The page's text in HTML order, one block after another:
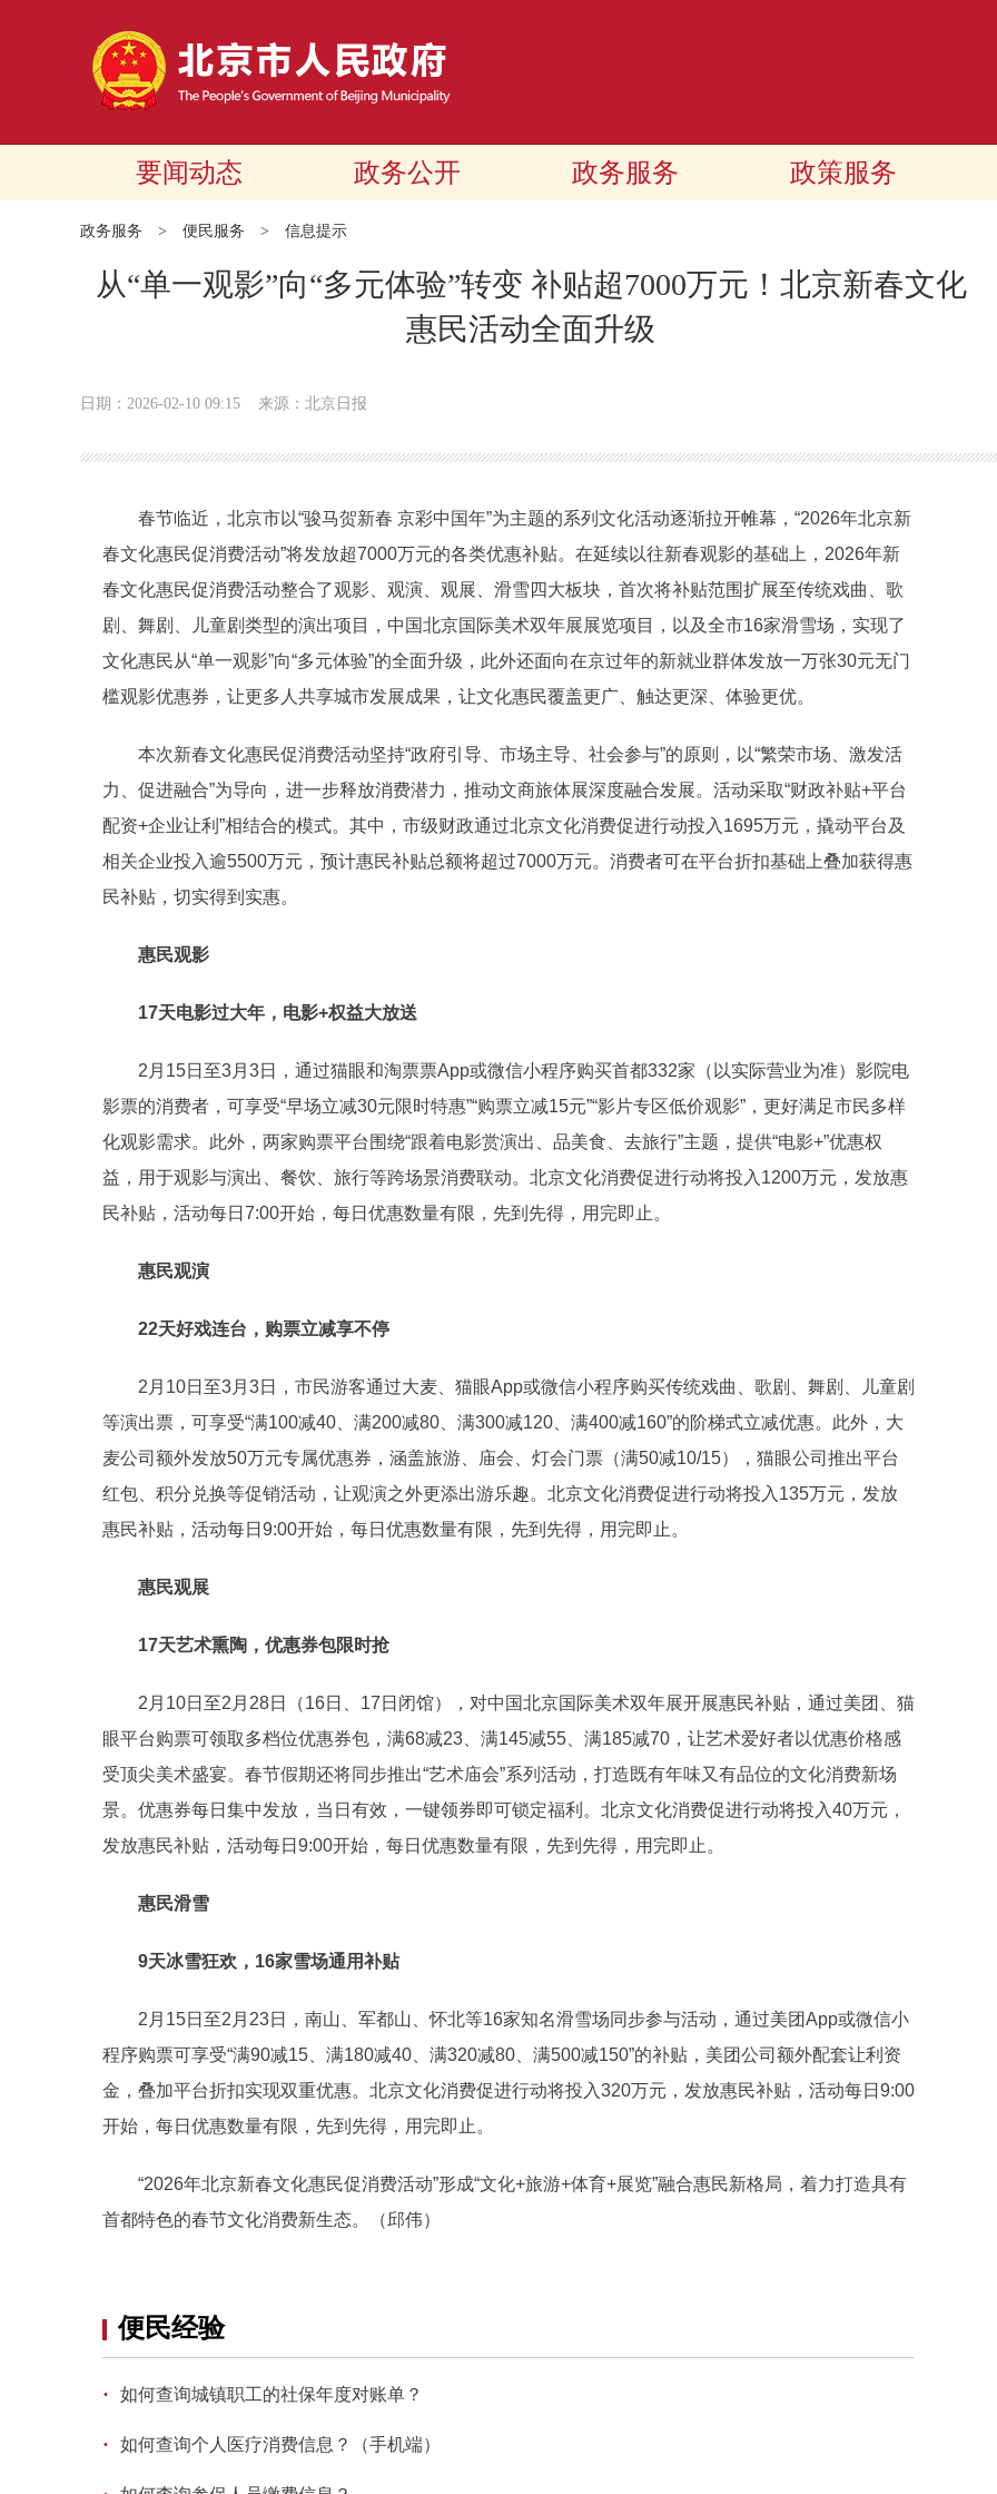
要闻动态 政务公开 政务服务 政策服务
政务服务 > 便民服务 > 信息提示
从“单一观影”向“多元体验”转变 补贴超7000万元！北京新春文化
惠民活动全面升级
日期：2026-02-10 09:15 来源：北京日报
春节临近，北京市以“骏马贺新春 京彩中国年”为主题的系列文化活动逐渐拉开帷幕，“2026年北京新
春文化惠民促消费活动”将发放超7000万元的各类优惠补贴。在延续以往新春观影的基础上，2026年新
春文化惠民促消费活动整合了观影、观演、观展、滑雪四大板块，首次将补贴范围扩展至传统戏曲、歌
剧、舞剧、儿童剧类型的演出项目，中国北京国际美术双年展展览项目，以及全市16家滑雪场，实现了
文化惠民从“单一观影”向“多元体验”的全面升级，此外还面向在京过年的新就业群体发放一万张30元无门
槛观影优惠券，让更多人共享城市发展成果，让文化惠民覆盖更广、触达更深、体验更优。
本次新春文化惠民促消费活动坚持“政府引导、市场主导、社会参与”的原则，以“繁荣市场、激发活
力、促进融合”为导向，进一步释放消费潜力，推动文商旅体展深度融合发展。活动采取“财政补贴+平台
配资+企业让利”相结合的模式。其中，市级财政通过北京文化消费促进行动投入1695万元，撬动平台及
相关企业投入逾5500万元，预计惠民补贴总额将超过7000万元。消费者可在平台折扣基础上叠加获得惠
民补贴，切实得到实惠。
惠民观影
17天电影过大年，电影+权益大放送
2月15日至3月3日，通过猫眼和淘票票App或微信小程序购买首都332家（以实际营业为准）影院电
影票的消费者，可享受“早场立减30元限时特惠”“购票立减15元”“影片专区低价观影”，更好满足市民多样
化观影需求。此外，两家购票平台围绕“跟着电影赏演出、品美食、去旅行”主题，提供“电影+”优惠权
益，用于观影与演出、餐饮、旅行等跨场景消费联动。北京文化消费促进行动将投入1200万元，发放惠
民补贴，活动每日7:00开始，每日优惠数量有限，先到先得，用完即止。
惠民观演
22天好戏连台，购票立减享不停
2月10日至3月3日，市民游客通过大麦、猫眼App或微信小程序购买传统戏曲、歌剧、舞剧、儿童剧
等演出票，可享受“满100减40、满200减80、满300减120、满400减160”的阶梯式立减优惠。此外，大
麦公司额外发放50万元专属优惠券，涵盖旅游、庙会、灯会门票（满50减10/15），猫眼公司推出平台
红包、积分兑换等促销活动，让观演之外更添出游乐趣。北京文化消费促进行动将投入135万元，发放
惠民补贴，活动每日9:00开始，每日优惠数量有限，先到先得，用完即止。
惠民观展
17天艺术熏陶，优惠券包限时抢
2月10日至2月28日（16日、17日闭馆），对中国北京国际美术双年展开展惠民补贴，通过美团、猫
眼平台购票可领取多档位优惠券包，满68减23、满145减55、满185减70，让艺术爱好者以优惠价格感
受顶尖美术盛宴。春节假期还将同步推出“艺术庙会”系列活动，打造既有年味又有品位的文化消费新场
景。优惠券每日集中发放，当日有效，一键领券即可锁定福利。北京文化消费促进行动将投入40万元，
发放惠民补贴，活动每日9:00开始，每日优惠数量有限，先到先得，用完即止。
惠民滑雪
9天冰雪狂欢，16家雪场通用补贴
2月15日至2月23日，南山、军都山、怀北等16家知名滑雪场同步参与活动，通过美团App或微信小
程序购票可享受“满90减15、满180减40、满320减80、满500减150”的补贴，美团公司额外配套让利资
金，叠加平台折扣实现双重优惠。北京文化消费促进行动将投入320万元，发放惠民补贴，活动每日9:00
开始，每日优惠数量有限，先到先得，用完即止。
“2026年北京新春文化惠民促消费活动”形成“文化+旅游+体育+展览”融合惠民新格局，着力打造具有
首都特色的春节文化消费新生态。（邱伟）
便民经验
· 如何查询城镇职工的社保年度对账单？
· 如何查询个人医疗消费信息？（手机端）